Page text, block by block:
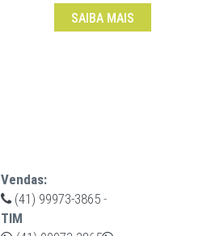
SAIBA MAIS
Vendas:
(41) 99973-3865 -
TIM